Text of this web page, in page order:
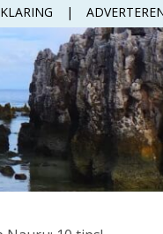
Muggenspray
Oordopjes
Tandenborstel
Toiletpapier
Waterfles